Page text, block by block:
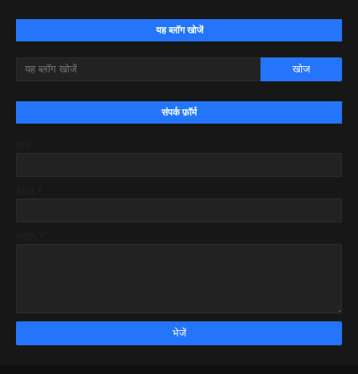
यह ब्लॉग खोजें
संपर्क फ़ॉर्म